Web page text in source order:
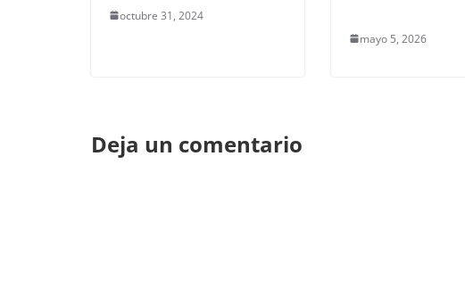
octubre 31, 2024
mayo 5, 2026
Deja un comentario